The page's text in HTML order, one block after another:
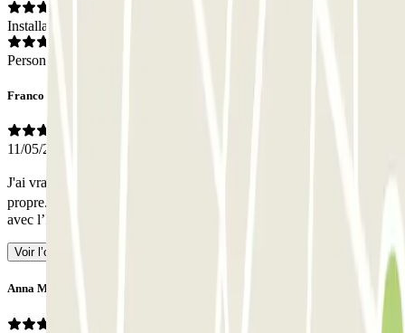
Installations
Personnel
Franco
11/05/2026
J'ai vraiment ador�, tout illumin�, on voit des cam�ras, tout est
propre. J'ai o� me garer quand je voyage � Matar�.
avec l’IA
Voir l’original
Anna Ma.